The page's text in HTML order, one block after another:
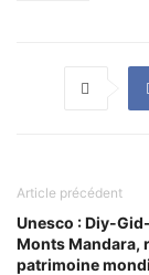
Article précédent
Unesco : Diy-
Monts Mandara,
patrimoine